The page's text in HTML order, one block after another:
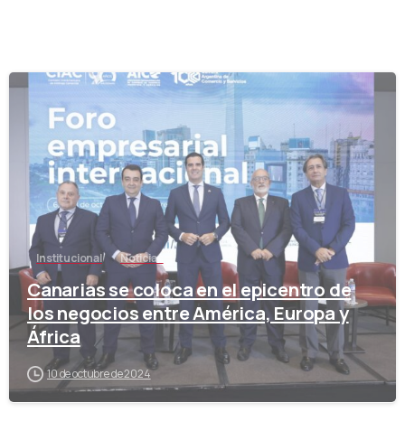
Institucional Noticias
Canarias se coloca en el epicentro de
los negocios entre América, Europa y
África
10 de octubre de 2024